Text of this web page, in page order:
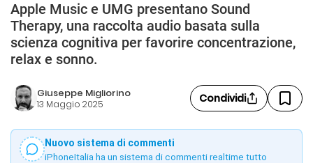
Apple Music e UMG presentano Sound
Therapy, una raccolta audio basata sulla
scienza cognitiva per favorire concentrazione,
relax e sonno.
Giuseppe Migliorino
13 Maggio 2025 Condividi
Nuovo sistema di commenti
iPhoneItalia ha un sistema di commenti realtime tutto